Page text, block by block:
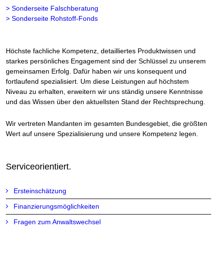
> Sonderseite Falschberatung
> Sonderseite Rohstoff-Fonds
Höchste fachliche Kompetenz, detailliertes Produktwissen und
starkes persönliches Engagement sind der Schlüssel zu unserem
gemeinsamen Erfolg. Dafür haben wir uns konsequent und
fortlaufend spezialisiert. Um diese Leistungen auf höchstem
Niveau zu erhalten, erweitern wir uns ständig unsere Kenntnisse
und das Wissen über den aktuellsten Stand der Rechtsprechung.
Wir vertreten Mandanten im gesamten Bundesgebiet, die größten
Wert auf unsere Spezialisierung und unsere Kompetenz legen.
Serviceorientiert.
Ersteinschätzung
Finanzierungsmöglichkeiten
Fragen zum Anwaltswechsel